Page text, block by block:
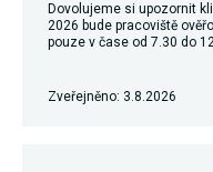
Dovolujeme si upozornit
2026 bude pracoviště
pouze v čase od 7.30 do
Zveřejněno: 3.8.2026